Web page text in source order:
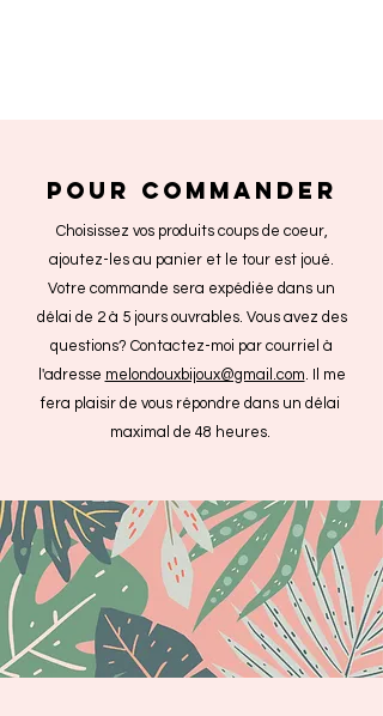
POUR COMMANDER
Choisissez vos produits coups de coeur,
ajoutez-les au panier et le tour est joué.
Votre commande sera expédiée dans un
délai de 2 à 5 jours ouvrables. Vous avez des
questions? Contactez-moi par courriel à
l'adresse melondouxbijoux@gmail.com. Il me
fera plaisir de vous répondre dans un délai
maximal de 48 heures.